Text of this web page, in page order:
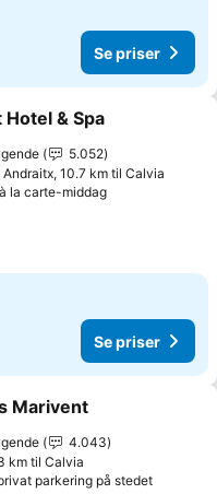
Se priser
favoritter
Hotel & Spa
5.052
Andraitx, 10.7 km til Calvia
la carte-middagSe priser
Se priser
favoritter
Marivent
4.043
km til Calvia
parkering på stedetSe